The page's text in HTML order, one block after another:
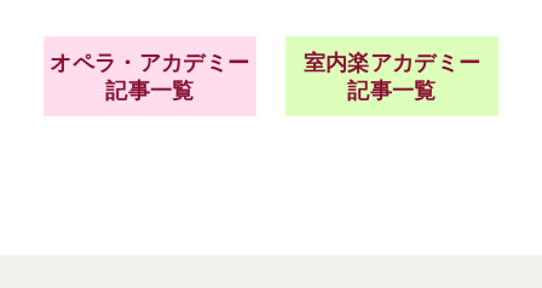
オペラ・アカデミー
記事一覧
室内楽アカデミー
記事一覧